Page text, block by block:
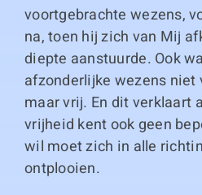
voortgebrachte wezens,
na, toen hij zich van Mij
diepte aanstuurde. Ook
afzonderlijke wezens niet
maar vrij. En dit verklaart
vrijheid kent ook geen
wil moet zich in alle
ontplooien.